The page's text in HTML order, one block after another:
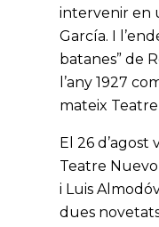
intervenir en
García. I
batanes” de
l’any 1927
mateix Teatre
El 26
Teatre
i Luis
dues